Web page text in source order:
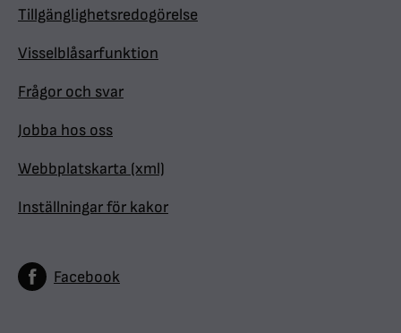
Tillgänglighetsredogörelse
Visselblåsarfunktion
Frågor och svar
Jobba hos oss
Webbplatskarta (xml)
Inställningar för kakor
Facebook